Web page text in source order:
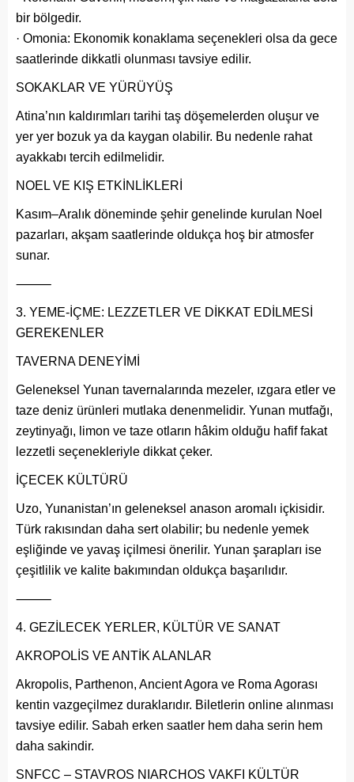
bir bölgedir.
· Omonia: Ekonomik konaklama seçenekleri olsa da gece
saatlerinde dikkatli olunması tavsiye edilir.
SOKAKLAR VE YÜRÜYÜŞ
Atina’nın kaldırımları tarihi taş döşemelerden oluşur ve
yer yer bozuk ya da kaygan olabilir. Bu nedenle rahat
ayakkabı tercih edilmelidir.
NOEL VE KIŞ ETKİNLİKLERİ
Kasım–Aralık döneminde şehir genelinde kurulan Noel
pazarları, akşam saatlerinde oldukça hoş bir atmosfer
sunar.
⸻
YEME-İÇME: LEZZETLER VE DİKKAT EDİLMESİ
GEREKENLER
TAVERNA DENEYİMİ
Geleneksel Yunan tavernalarında mezeler, ızgara etler ve
taze deniz ürünleri mutlaka denenmelidir. Yunan mutfağı,
zeytinyağı, limon ve taze otların hâkim olduğu hafif fakat
lezzetli seçenekleriyle dikkat çeker.
İÇECEK KÜLTÜRÜ
Uzo, Yunanistan’ın geleneksel anason aromalı içkisidir.
Türk rakısından daha sert olabilir; bu nedenle yemek
eşliğinde ve yavaş içilmesi önerilir. Yunan şarapları ise
çeşitlilik ve kalite bakımından oldukça başarılıdır.
⸻
GEZİLECEK YERLER, KÜLTÜR VE SANAT
AKROPOLİS VE ANTİK ALANLAR
Akropolis, Parthenon, Ancient Agora ve Roma Agorası
kentin vazgeçilmez duraklarıdır. Biletlerin online alınması
tavsiye edilir. Sabah erken saatler hem daha serin hem
daha sakindir.
SNFCC – STAVROS NIARCHOS VAKFI KÜLTÜR